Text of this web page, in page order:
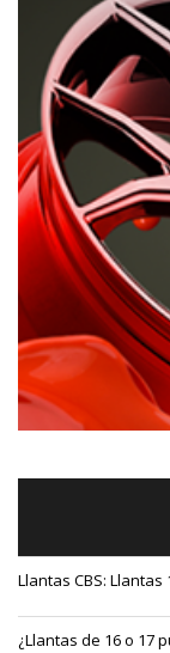
Llantas CBS:
¿Llantas de 16 o 17